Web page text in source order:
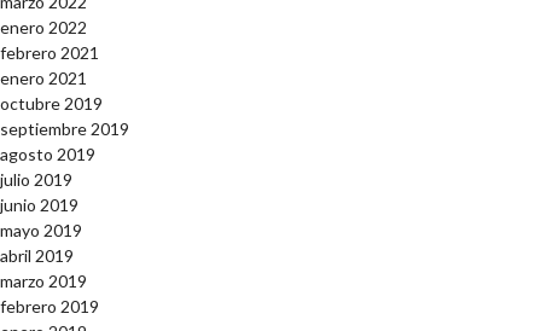
enero 2022
febrero 2021
enero 2021
octubre 2019
septiembre 2019
agosto 2019
julio 2019
junio 2019
mayo 2019
abril 2019
marzo 2019
febrero 2019